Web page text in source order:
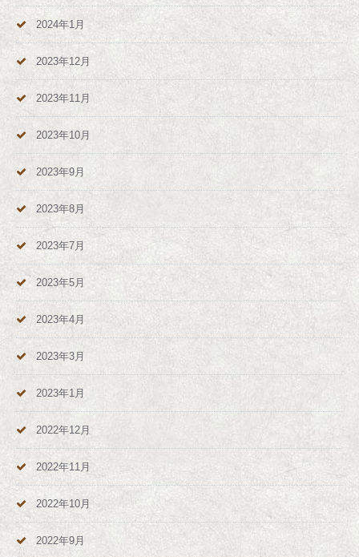
2024年1月
2023年12月
2023年11月
2023年10月
2023年9月
2023年8月
2023年7月
2023年5月
2023年4月
2023年3月
2023年1月
2022年12月
2022年11月
2022年10月
2022年9月